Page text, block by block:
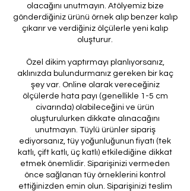
olacağını unutmayın. Atölyemiz bize
gönderdiğiniz ürünü örnek alıp benzer kalıp
çıkarır ve verdiğiniz ölçülerle yeni kalıp
oluşturur.
Özel dikim yaptırmayı planlıyorsanız,
aklınızda bulundurmanız gereken bir kaç
şey var. Online olarak vereceğiniz
ölçülerde hata payı (genellikle 1-5 cm
civarında) olabileceğini ve ürün
oluşturulurken dikkate alınacağını
unutmayın. Tüylü ürünler sipariş
ediyorsanız, tüy yoğunluğunun fiyatı (tek
katlı, çift katlı, üç katlı) etkilediğine dikkat
etmek önemlidir. Siparişinizi vermeden
önce sağlanan tüy örneklerini kontrol
ettiğinizden emin olun. Siparişinizi teslim